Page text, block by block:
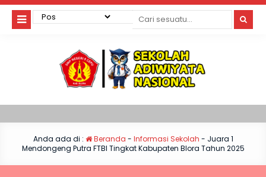
Anda ada di : Beranda - Informasi Sekolah - Juara 1
Mendongeng Putra FTBI Tingkat Kabupaten Blora Tahun 2025